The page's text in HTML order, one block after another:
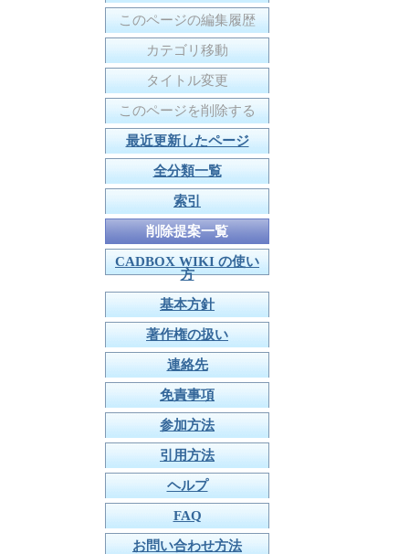
このページの編集履歴
カテゴリ移動
タイトル変更
このページを削除する
最近更新したページ
全分類一覧
索引
削除提案一覧
CADBOX WIKI の使い
方
基本方針
著作権の扱い
連絡先
免責事項
参加方法
引用方法
ヘルプ
FAQ
お問い合わせ方法